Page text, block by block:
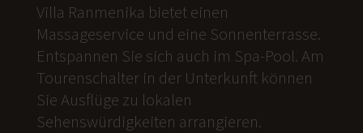
Villa Ranmenika bietet einen
Massageservice und eine Sonnenterrasse.
Entspannen Sie sich auch im Spa-Pool. Am
Tourenschalter in der Unterkunft können
Sie Ausflüge zu lokalen
Sehenswürdigkeiten arrangieren.